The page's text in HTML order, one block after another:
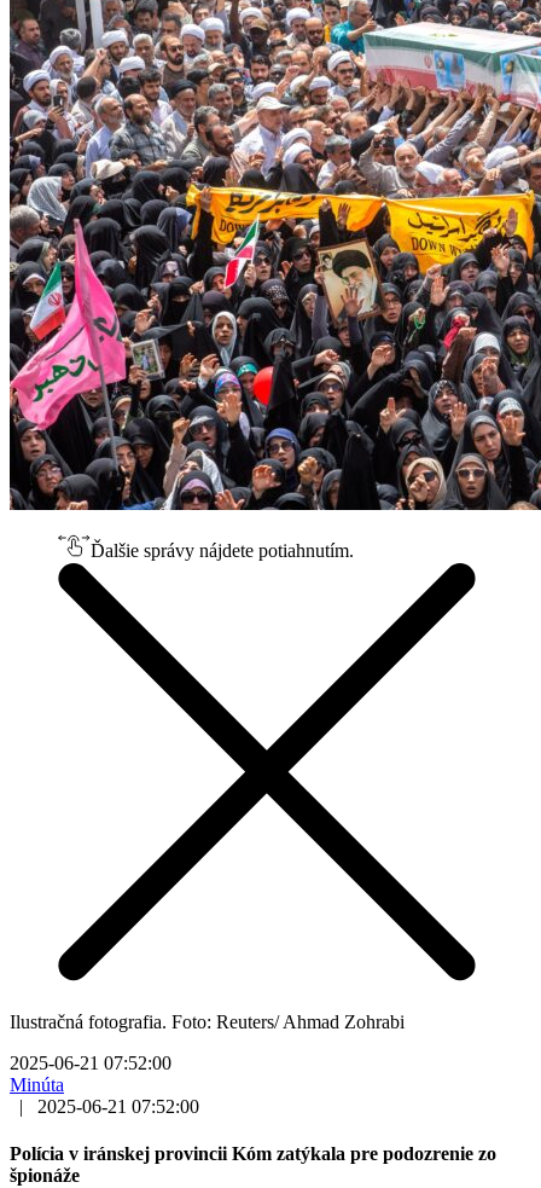
Ďalšie správy nájdete potiahnutím.
Ilustračná fotografia. Foto: Reuters/ Ahmad Zohrabi
2025-06-21 07:52:00
Minúta
|
2025-06-21 07:52:00
Polícia v iránskej provincii Kóm zatýkala pre podozrenie zo
špionáže